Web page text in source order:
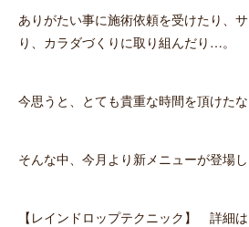
ありがたい事に施術依頼を受けたり、
り、カラダづくりに取り組んだり…。
今思うと、とても貴重な時間を頂けたな
そんな中、今月より新メニューが登場
【レインドロップテクニック】 詳細